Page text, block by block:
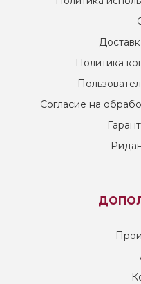
Политика
Согласие на